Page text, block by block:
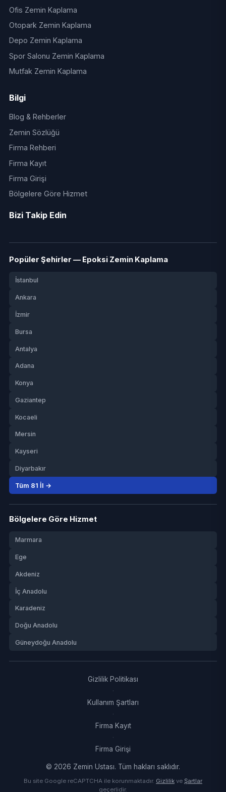
Ofis Zemin Kaplama
Otopark Zemin Kaplama
Depo Zemin Kaplama
Spor Salonu Zemin Kaplama
Mutfak Zemin Kaplama
Bilgi
Blog & Rehberler
Zemin Sözlüğü
Firma Rehberi
Firma Kayıt
Firma Girişi
Bölgelere Göre Hizmet
Bizi Takip Edin
Popüler Şehirler — Epoksi Zemin Kaplama
İstanbul
Ankara
İzmir
Bursa
Antalya
Adana
Konya
Gaziantep
Kocaeli
Mersin
Kayseri
Diyarbakır
Tüm 81 İl →
Bölgelere Göre Hizmet
Marmara
Ege
Akdeniz
İç Anadolu
Karadeniz
Doğu Anadolu
Güneydoğu Anadolu
Gizlilik Politikası
·
Kullanım Şartları
·
Firma Kayıt
·
Firma Girişi
© 2026 Zemin Ustası. Tüm hakları saklıdır.
Bu site Google reCAPTCHA ile korunmaktadır. Gizlilik ve Şartlar
geçerlidir.